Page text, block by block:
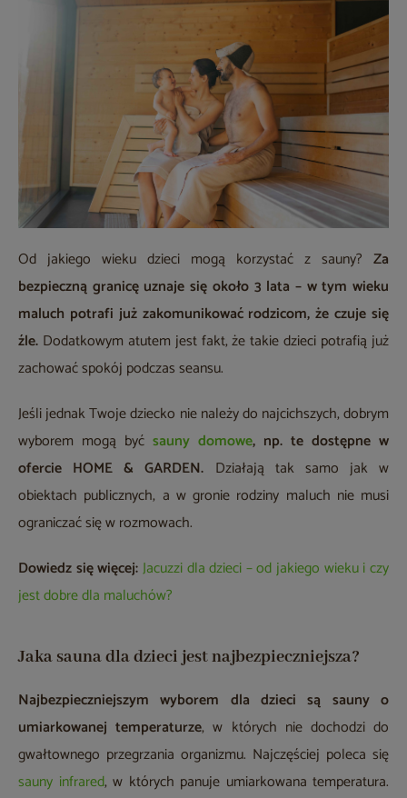
Od jakiego wieku dzieci mogą korzystać z sauny? Za
bezpieczną granicę uznaje się około 3 lata – w tym wieku
maluch potrafi już zakomunikować rodzicom, że czuje się
źle. Dodatkowym atutem jest fakt, że takie dzieci potrafią już
zachować spokój podczas seansu.
Jeśli jednak Twoje dziecko nie należy do najcichszych, dobrym
wyborem mogą być sauny domowe, np. te dostępne w
ofercie HOME & GARDEN. Działają tak samo jak w
obiektach publicznych, a w gronie rodziny maluch nie musi
ograniczać się w rozmowach.
Dowiedz się więcej:Jacuzzi dla dzieci – od jakiego wieku i czy
jest dobre dla maluchów?
Jaka sauna dla dzieci jest najbezpieczniejsza?
Najbezpieczniejszym wyborem dla dzieci są sauny o
umiarkowanej temperaturze, w których nie dochodzi do
gwałtownego przegrzania organizmu. Najczęściej poleca się
sauny infrared, w których panuje umiarkowana temperatura.